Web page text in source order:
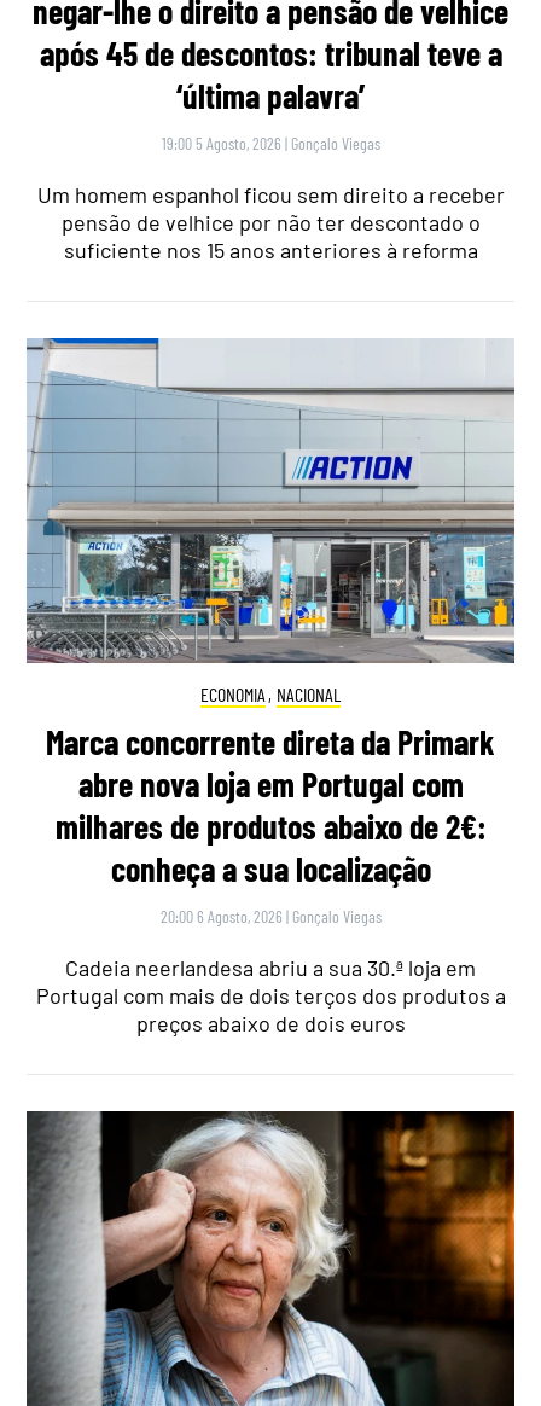
negar-lhe o direito a pensão de velhice
após 45 de descontos: tribunal teve a
‘última palavra’
19:00 5 Agosto, 2026 | Gonçalo Viegas
Um homem espanhol ficou sem direito a receber
pensão de velhice por não ter descontado o
suficiente nos 15 anos anteriores à reforma
ECONOMIA , NACIONAL
Marca concorrente direta da Primark
abre nova loja em Portugal com
milhares de produtos abaixo de 2€:
conheça a sua localização
20:00 6 Agosto, 2026 | Gonçalo Viegas
Cadeia neerlandesa abriu a sua 30.ª loja em
Portugal com mais de dois terços dos produtos a
preços abaixo de dois euros